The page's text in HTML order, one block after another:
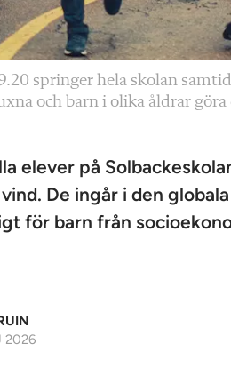
springer hela skolan
och barn i olika åldrar
elever på
De ingår i den
för barn från
2026